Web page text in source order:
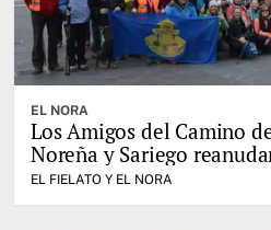
EL NORA
Los Amigos del Camino
Noreña y Sariego
EL FIELATO Y EL NORA